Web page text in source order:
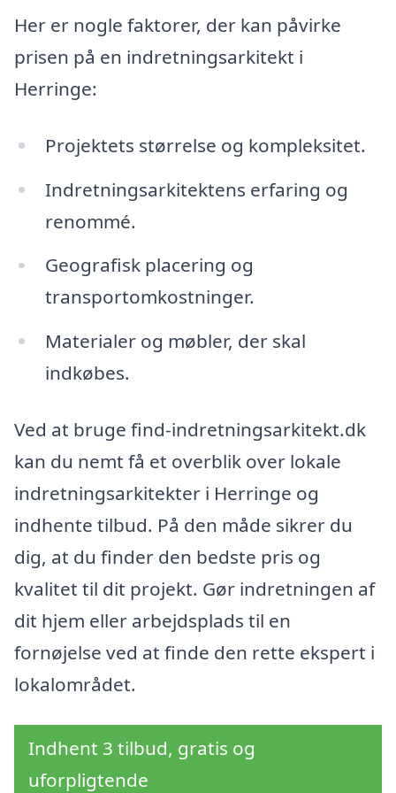
Her er nogle faktorer, der kan påvirke
prisen på en indretningsarkitekt i
Herringe:
Projektets størrelse og kompleksitet.
Indretningsarkitektens erfaring og
renommé.
Geografisk placering og
transportomkostninger.
Materialer og møbler, der skal
indkøbes.
Ved at bruge find-indretningsarkitekt.dk
kan du nemt få et overblik over lokale
indretningsarkitekter i Herringe og
indhente tilbud. På den måde sikrer du
dig, at du finder den bedste pris og
kvalitet til dit projekt. Gør indretningen af
dit hjem eller arbejdsplads til en
fornøjelse ved at finde den rette ekspert i
lokalområdet.
Indhent 3 tilbud, gratis og
uforpligtende